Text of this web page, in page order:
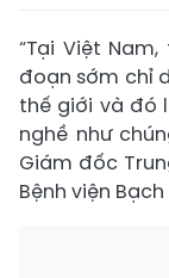
“Tại Việt
đoạn sớm chỉ
thế giới và đó
nghề như
Giám đốc
Bệnh viện